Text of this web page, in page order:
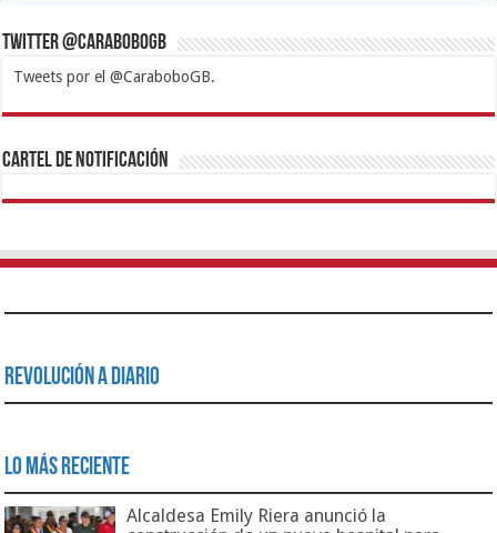
Twitter @CaraboboGB
Tweets por el @CaraboboGB.
1xbetBetturkeyBetistKralbetSupertotobetTipobetMatadorbetMariobet
https://mvbcasino.com/
Cartel de Notificación
Revolución a Diario
Lo Más Reciente
Alcaldesa Emily Riera anunció la